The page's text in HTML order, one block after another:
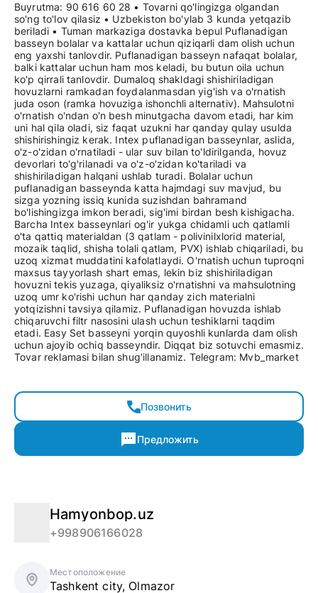
Buyrutma: 90 616 60 28 • Tovarni qo'lingizga olgandan
so'ng to'lov qilasiz • Uzbekiston bo'ylab 3 kunda yetqazib
beriladi • Tuman markaziga dostavka bepul Puflanadigan
basseyn bolalar va kattalar uchun qiziqarli dam olish uchun
eng yaxshi tanlovdir. Puflanadigan basseyn nafaqat bolalar,
balki kattalar uchun ham mos keladi, bu butun oila uchun
ko'p qirrali tanlovdir. Dumaloq shakldagi shishiriladigan
hovuzlarni ramkadan foydalanmasdan yig'ish va o'rnatish
juda oson (ramka hovuziga ishonchli alternativ). Mahsulotni
o'rnatish o'ndan o'n besh minutgacha davom etadi, har kim
uni hal qila oladi, siz faqat uzukni har qanday qulay usulda
shishirishingiz kerak. Intex puflanadigan basseynlar, aslida,
o'z-o'zidan o'rnatiladi - ular suv bilan to'ldirilganda, hovuz
devorlari to'g'rilanadi va o'z-o'zidan ko'tariladi va
shishiriladigan halqani ushlab turadi. Bolalar uchun
puflanadigan basseynda katta hajmdagi suv mavjud, bu
sizga yozning issiq kunida suzishdan bahramand
bo'lishingizga imkon beradi, sig'imi birdan besh kishigacha.
Barcha Intex basseynlari og'ir yukga chidamli uch qatlamli
o'ta qattiq materialdan (3 qatlam - polivinilxlorid material,
mozaik taqlid, shisha tolali qatlam, PVX) ishlab chiqariladi, bu
uzoq xizmat muddatini kafolatlaydi. O'rnatish uchun tuproqni
maxsus tayyorlash shart emas, lekin biz shishiriladigan
hovuzni tekis yuzaga, qiyaliksiz o'rnatishni va mahsulotning
uzoq umr ko'rishi uchun har qanday zich materialni
yotqizishni tavsiya qilamiz. Puflanadigan hovuzda ishlab
chiqaruvchi filtr nasosini ulash uchun teshiklarni taqdim
etadi. Easy Set basseyni yorqin quyoshli kunlarda dam olish
uchun ajoyib ochiq basseyndir. Diqqat biz sotuvchi emasmiz.
Tovar reklamasi bilan shug'illanamiz. Telegram: Mvb_market
Позвонить
Предложить
Hamyonbop.uz
+998906166028
Местоположение
Tashkent city, Olmazor